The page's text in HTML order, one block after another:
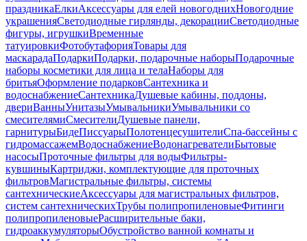
праздникаЕлкиАксессуары для елей новогоднихНовогодние
украшенияСветодиодные гирлянды, декорацииСветодиодные
фигуры, игрушкиВременные
татуировкиФотобутафорияТовары для
маскарадаПодаркиПодарки, подарочные наборыПодарочные
наборы косметики для лица и телаНаборы для
бритьяОформление подарковСантехника и
водоснабжениеСантехникаДушевые кабины, поддоны,
двериВанныУнитазыУмывальникиУмывальники со
смесителямиСмесителиДушевые панели,
гарнитурыБидеПиссуарыПолотенцесушителиСпа-бассейны с
гидромассажемВодоснабжениеВодонагревателиБытовые
насосыПроточные фильтры для водыФильтры-
кувшиныКартриджи, комплектующие для проточных
фильтровМагистральные фильтры, системы
сантехническиеАксессуары для магистральных фильтров,
систем сантехническихТрубы полипропиленовыеФитинги
полипропиленовыеРасширительные баки,
гидроаккумуляторыОбустройство ванной комнаты и